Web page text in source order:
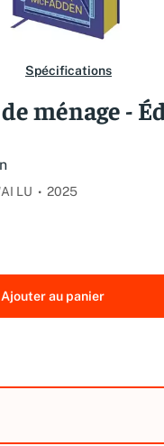
Spécifications
ménage -
LU 2025
Ajouter au panier